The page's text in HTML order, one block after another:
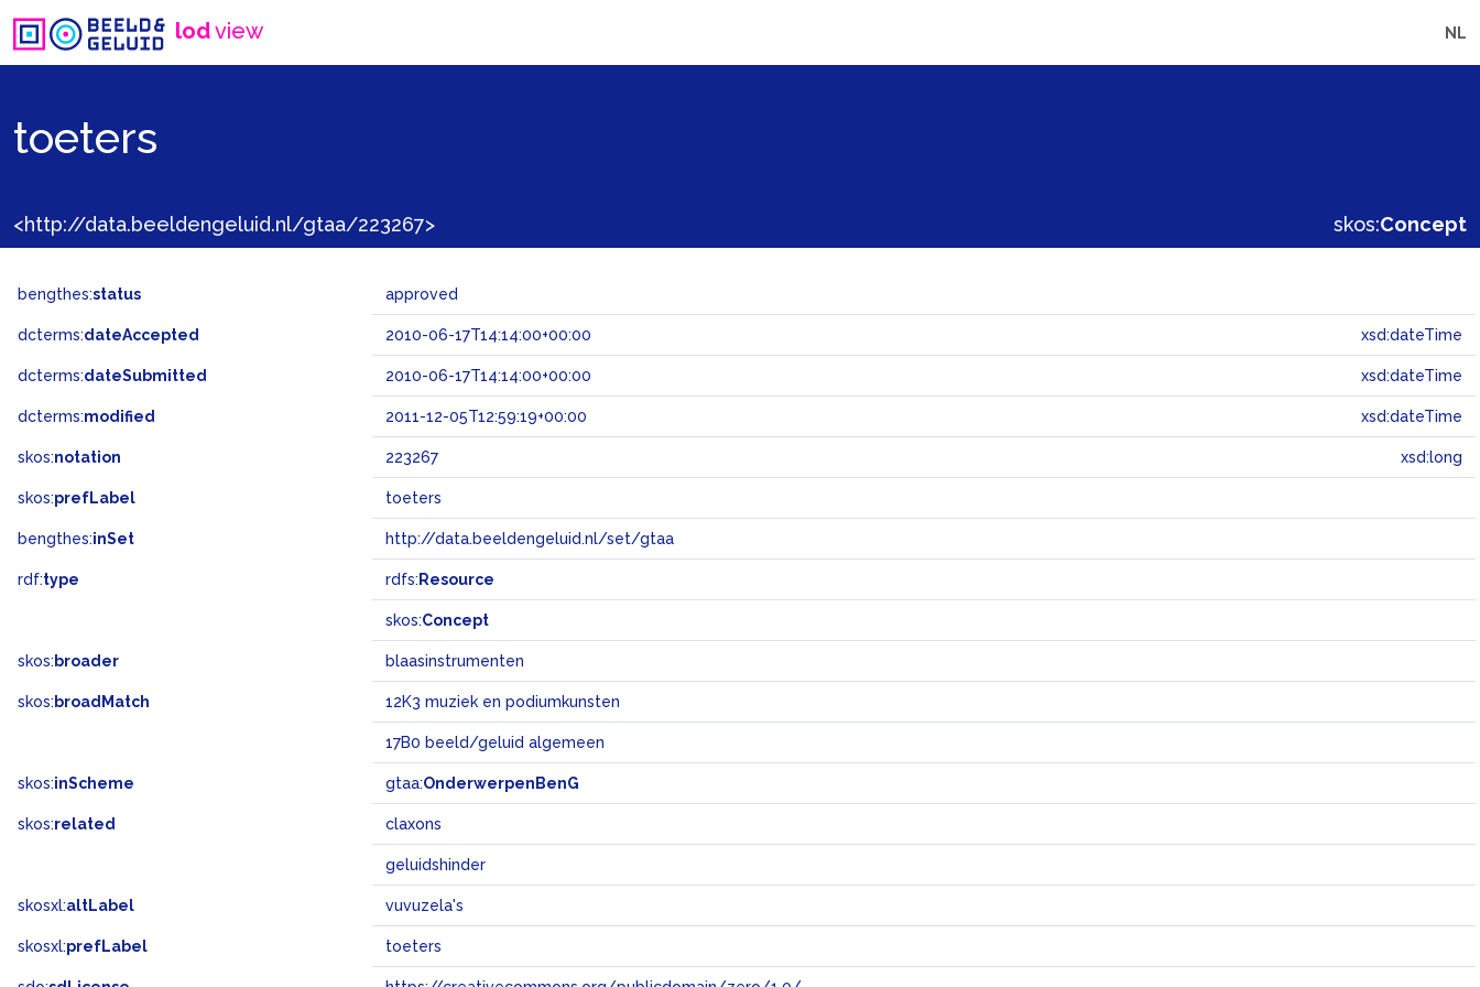
lodview NL
toeters
<http://data.beeldengeluid.nl/gtaa/223267> skos:Concept
bengthes:status approved
dcterms:dateAccepted 2010-06-17T14:14:00+00:00 xsd:dateTime
dcterms:dateSubmitted 2010-06-17T14:14:00+00:00 xsd:dateTime
dcterms:modified 2011-12-05T12:59:19+00:00 xsd:dateTime
skos:notation 223267 xsd:long
skos:prefLabel toeters
bengthes:inSet http://data.beeldengeluid.nl/set/gtaa
rdf:type rdfs: Resource
skos:Concept
skos: broader blaasinstrumenten
skos: broadMatch 12K3 muziek en podiumkunsten
17B0 beeld/geluid algemeen
skos:inScheme gtaa:OnderwerpenBenG
skos:related claxons
geluidshinder
skosxl:altLabel vuvuzela's
skosxl:prefLabel toeters